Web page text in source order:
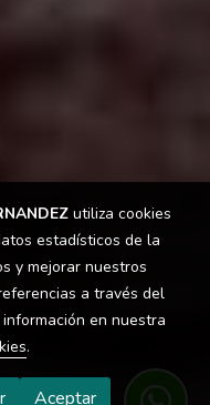
utiliza cookies
estadísticos de la
y mejorar nuestros
a través del
en nuestra
.
Aceptar